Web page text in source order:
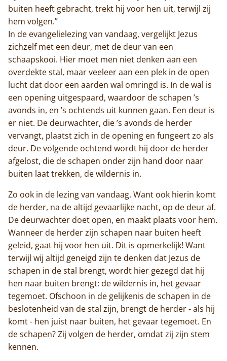
Home
Trappisten
De abdij
Actueel
Monnik worden
Contact
buiten heeft gebracht, trekt hij voor hen uit, terwijl zij
hem volgen.”
In de evangelielezing van vandaag, vergelijkt Jezus
zichzelf met een deur, met de deur van een
schaapskooi. Hier moet men niet denken aan een
overdekte stal, maar veeleer aan een plek in de open
lucht dat door een aarden wal omringd is. In de wal is
een opening uitgespaard, waardoor de schapen ’s
avonds in, en ’s ochtends uit kunnen gaan. Een deur is
er niet. De deurwachter, die ’s avonds de herder
vervangt, plaatst zich in de opening en fungeert zo als
deur. De volgende ochtend wordt hij door de herder
afgelost, die de schapen onder zijn hand door naar
buiten laat trekken, de wildernis in.
Zo ook in de lezing van vandaag. Want ook hierin komt
de herder, na de altijd gevaarlijke nacht, op de deur af.
De deurwachter doet open, en maakt plaats voor hem.
Wanneer de herder zijn schapen naar buiten heeft
geleid, gaat hij voor hen uit. Dit is opmerkelijk! Want
terwijl wij altijd geneigd zijn te denken dat Jezus de
schapen in de stal brengt, wordt hier gezegd dat hij
hen naar buiten brengt: de wildernis in, het gevaar
tegemoet. Ofschoon in de gelijkenis de schapen in de
beslotenheid van de stal zijn, brengt de herder - als hij
komt - hen juist naar buiten, het gevaar tegemoet. En
de schapen? Zij volgen de herder, omdat zij zijn stem
kennen.